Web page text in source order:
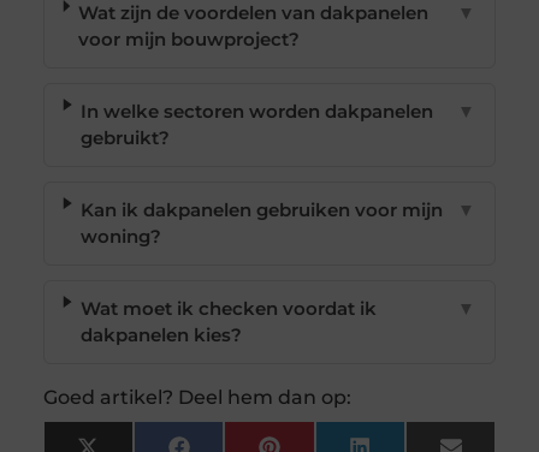
Wat zijn de voordelen van dakpanelen
voor mijn bouwproject?
▼
In welke sectoren worden dakpanelen
gebruikt?
▼
Kan ik dakpanelen gebruiken voor mijn
woning?
▼
Wat moet ik checken voordat ik
dakpanelen kies?
▼
Goed artikel? Deel hem dan op: